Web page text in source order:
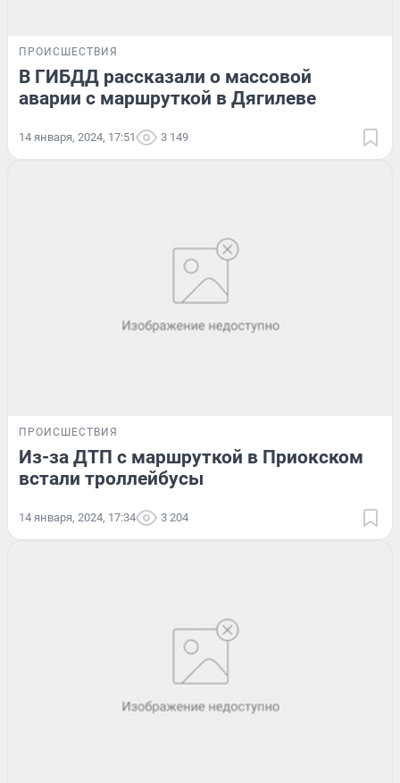
ПРОИСШЕСТВИЯ
В ГИБДД рассказали о массовой
аварии с маршруткой в Дягилеве
14 января, 2024, 17:51 3 149
ПРОИСШЕСТВИЯ
Из-за ДТП с маршруткой в Приокском
встали троллейбусы
14 января, 2024, 17:34 3 204